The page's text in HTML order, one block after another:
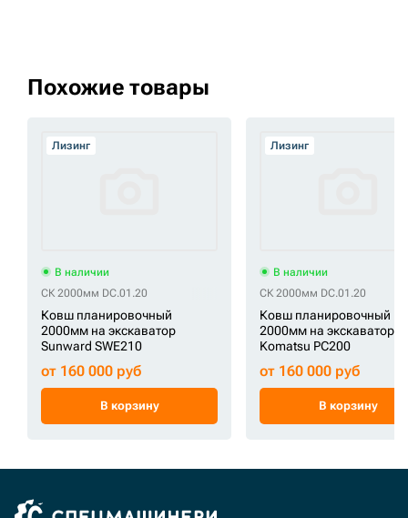
Похожие товары
Лизинг
В наличии
СК 2000мм DC.01.20
Ковш планировочный
2000мм на экскаватор
Sunward SWE210
от 160 000 руб
В корзину
Лизинг
В наличии
СК 2000мм DC.01.20
Ковш планировочный
2000мм на экскаватор
Komatsu PC200
от 160 000 руб
В корзину